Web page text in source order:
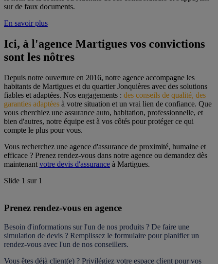
sur de faux documents.
En savoir plus
Ici, à l'agence Martigues vos convictions
sont les nôtres
Depuis notre ouverture en 2016, notre agence accompagne les
habitants de Martigues et du quartier Jonquières avec des solutions
fiables et adaptées. Nos engagements : des conseils de qualité, des
garanties adaptées à votre situation et un vrai lien de confiance. Que
vous cherchiez une assurance auto, habitation, professionnelle, et
bien d'autres, notre équipe est à vos côtés pour protéger ce qui
compte le plus pour vous.
Vous recherchez une agence d'assurance de proximité, humaine et
efficace ? Prenez rendez-vous dans notre agence ou demandez dès
maintenant votre devis d'assurance à Martigues.
Slide 1 sur 1
Prenez rendez-vous en agence
Besoin d'informations sur l'un de nos produits ? De faire une
simulation de devis ? Remplissez le formulaire pour planifier un
rendez-vous avec l'un de nos conseillers.
Vous êtes déjà client(e) ? Privilégiez votre espace client pour vos